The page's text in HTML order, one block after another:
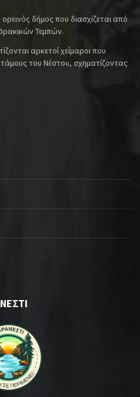
δήμος που διασχίζεται από
Τεμπών.
αρκετοί χείμαροι που
του Νέστου, σχηματίζοντας